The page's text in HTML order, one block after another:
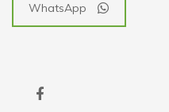
WhatsApp